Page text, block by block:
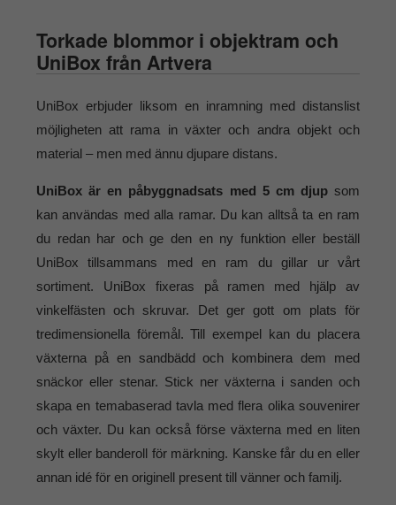
Torkade blommor i objektram och
UniBox från Artvera
UniBox erbjuder liksom en inramning med distanslist
möjligheten att rama in växter och andra objekt och
material – men med ännu djupare distans.
UniBox är en påbyggnadsats med 5 cm djupsom
kan användas med alla ramar. Du kan alltså ta en ram
du redan har och ge den en ny funktion eller beställ
UniBox tillsammans med en ram du gillar ur vårt
sortiment. UniBox fixeras på ramen med hjälp av
vinkelfästen och skruvar. Det ger gott om plats för
tredimensionella föremål. Till exempel kan du placera
växterna på en sandbädd och kombinera dem med
snäckor eller stenar. Stick ner växterna i sanden och
skapa en temabaserad tavla med flera olika souvenirer
och växter. Du kan också förse växterna med en liten
skylt eller banderoll för märkning. Kanske får du en eller
annan idé för en originell present till vänner och familj.